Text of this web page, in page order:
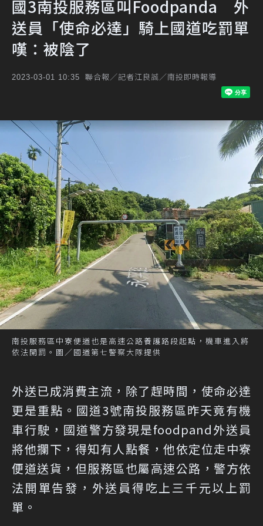
國3南投服務區叫Foodpanda 外
送員「使命必達」騎上國道吃罰單
嘆：被陰了
2023-03-01 10:35 聯合報／記者江良誠／南投即時報導
南投服務區中寮便道也是高速公路養護路段起點，機車進入將
依法開罰。圖／國道第七警察大隊提供
外送已成消費主流，除了趕時間，使命必達
更是重點。國道3號南投服務區昨天竟有機
車行駛，國道警方發現是foodpand外送員
將他攔下，得知有人點餐，他依定位走中寮
便道送貨，但服務區也屬高速公路，警方依
法開單告發，外送員得吃上三千元以上罰
單。